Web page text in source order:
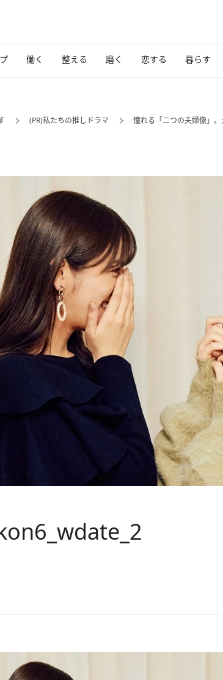
働く 整える 磨く 恋する 暮らす
(PR)私たちの推しドラマ 憧れる「二つの夫婦像」